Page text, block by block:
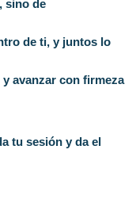
sino de
de ti, y juntos lo
avanzar con firmeza
tu sesión y da el